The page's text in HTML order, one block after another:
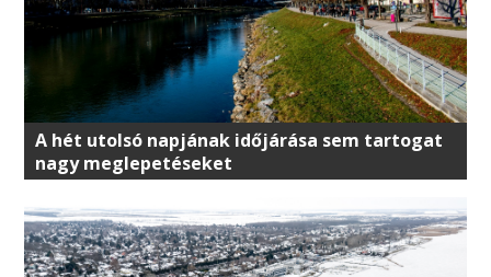
A hét utolsó napjának időjárása sem tartogat
nagy meglepetéseket